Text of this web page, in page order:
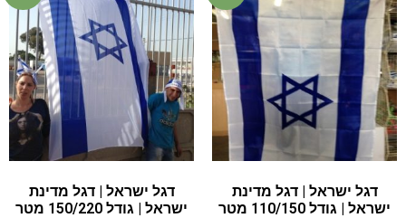
דגל ישראל | דגל מדינת
ישראל | גודל 110/150 מטר
דגל ישראל | דגל מדינת
ישראל | גודל 150/220 מטר